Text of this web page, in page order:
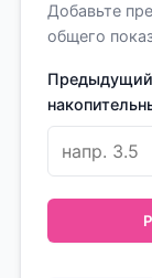
Добавьте
общего
Предыдущий